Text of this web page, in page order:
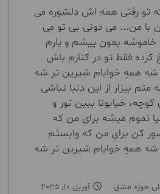
تو رفتی همه اش دلشوره می
با من... می دونی بی تو می
خاموشه بمون پیشم و یارم
فقط تو در کنارم باش
شه همهِ خوابام شیرین تر شه
بیزار از این دنیا نباشی
خیابونا ببین نور و
تموم میشه برایِ من که
کن برایِ من که وابستَم
شه همهِ خوابام شیرین تر شه
حوزه مشق آوریل 10, 2025